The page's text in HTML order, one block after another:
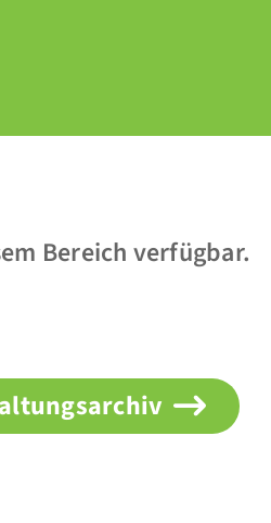
Bereich verfügbar.